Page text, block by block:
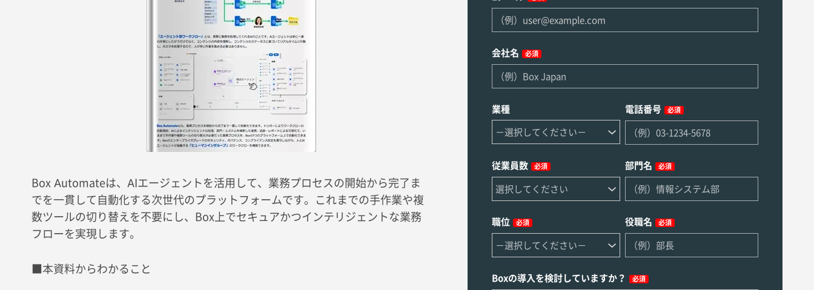
Box Automateは、AIエージェントを活用して、業務プロセスの開始から完了ま
でを一貫して自動化する次世代のプラットフォームです。これまでの手作業や複
数ツールの切り替えを不要にし、Box上でセキュアかつインテリジェントな業務
フローを実現します。
■本資料からわかること
会社名 必須
業種 電話番号 必須
従業員数 必須 部門名 必須
職位 必須 役職名 必須
Boxの導入を検討していますか？ 必須